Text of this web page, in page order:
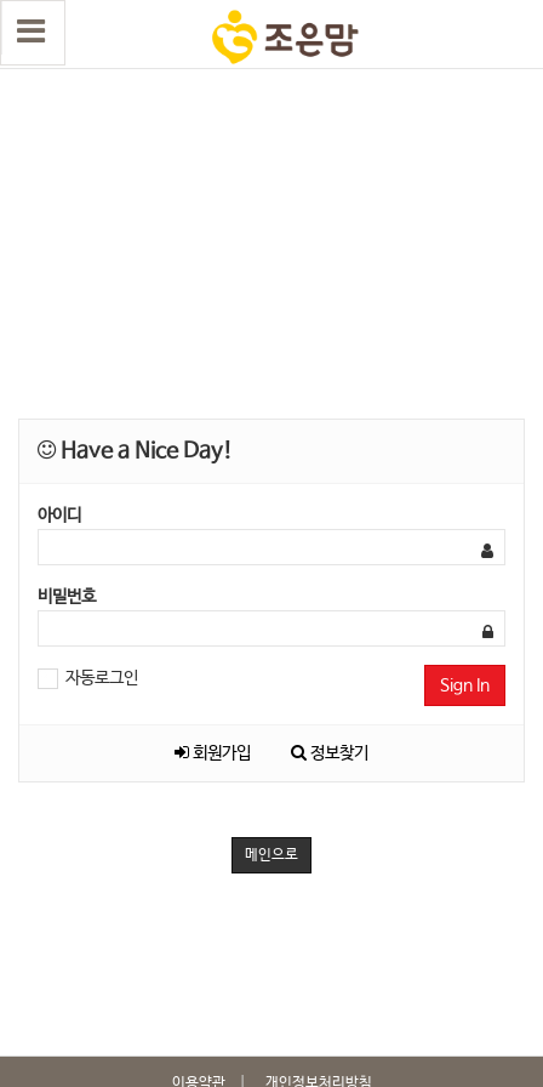
Have a Nice Day!
아이디
비밀번호
자동로그인 Sign In
회원가입 정보찾기
메인으로
이용약관 개인정보처리방침